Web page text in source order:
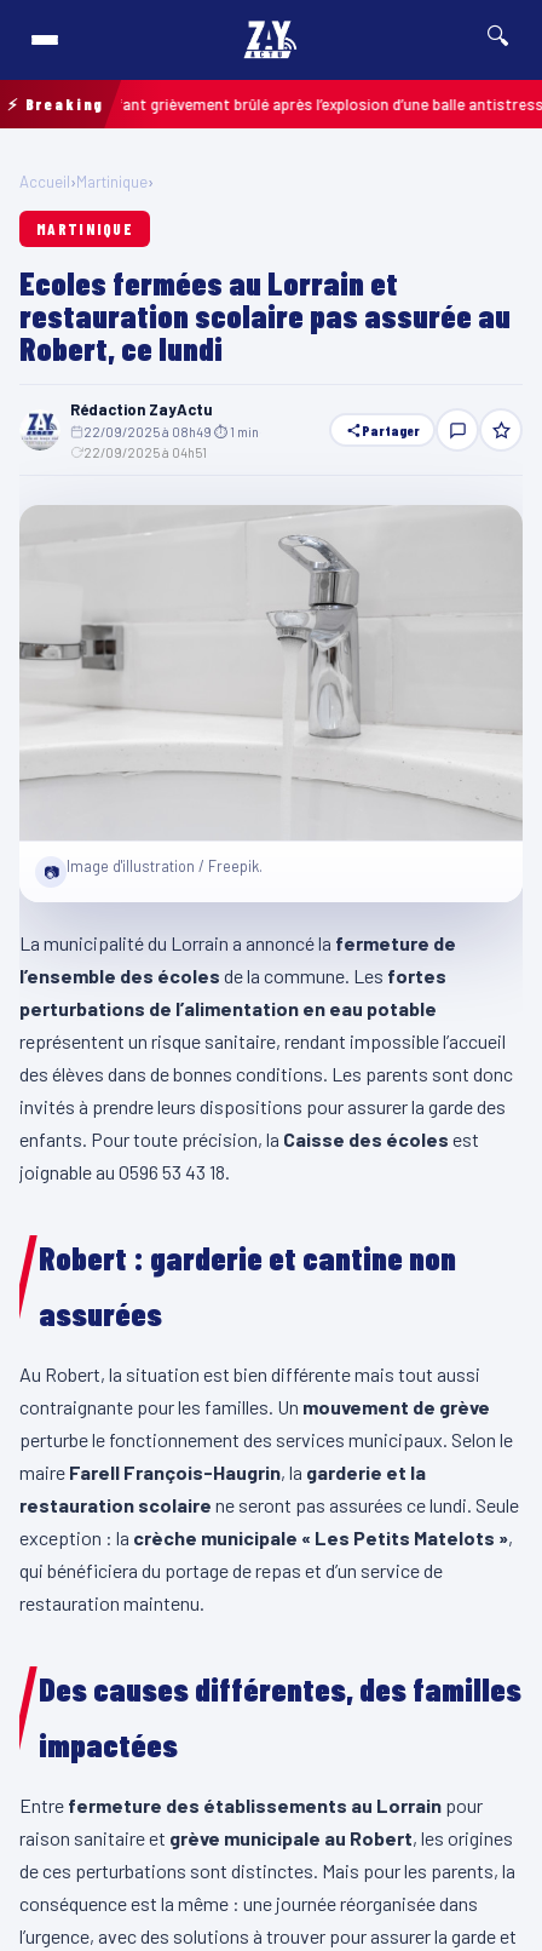
🔍
⚡ Breaking
: un enfant grièvement brûlé après l’explosion d’une balle antistress
Accueil›Martinique›
MARTINIQUE
Ecoles fermées au Lorrain et
restauration scolaire pas assurée au
Robert, ce lundi
Rédaction ZayActu
22/09/2025 à 08h49 ⏱ 1 min
22/09/2025 à 04h51
Partager
📷 Image d'illustration / Freepik.
La municipalité du Lorrain a annoncé la fermeture de
l’ensemble des écoles de la commune. Les fortes
perturbations de l’alimentation en eau potable
représentent un risque sanitaire, rendant impossible l’accueil
des élèves dans de bonnes conditions. Les parents sont donc
invités à prendre leurs dispositions pour assurer la garde des
enfants. Pour toute précision, la Caisse des écoles est
joignable au 0596 53 43 18.
Robert : garderie et cantine non
assurées
Au Robert, la situation est bien différente mais tout aussi
contraignante pour les familles. Un mouvement de grève
perturbe le fonctionnement des services municipaux. Selon le
maire Farell François-Haugrin, la garderie et la
restauration scolaire ne seront pas assurées ce lundi. Seule
exception : la crèche municipale « Les Petits Matelots »,
qui bénéficiera du portage de repas et d’un service de
restauration maintenu.
Des causes différentes, des familles
impactées
Entre fermeture des établissements au Lorrain pour
raison sanitaire et grève municipale au Robert, les origines
de ces perturbations sont distinctes. Mais pour les parents, la
conséquence est la même : une journée réorganisée dans
l’urgence, avec des solutions à trouver pour assurer la garde et